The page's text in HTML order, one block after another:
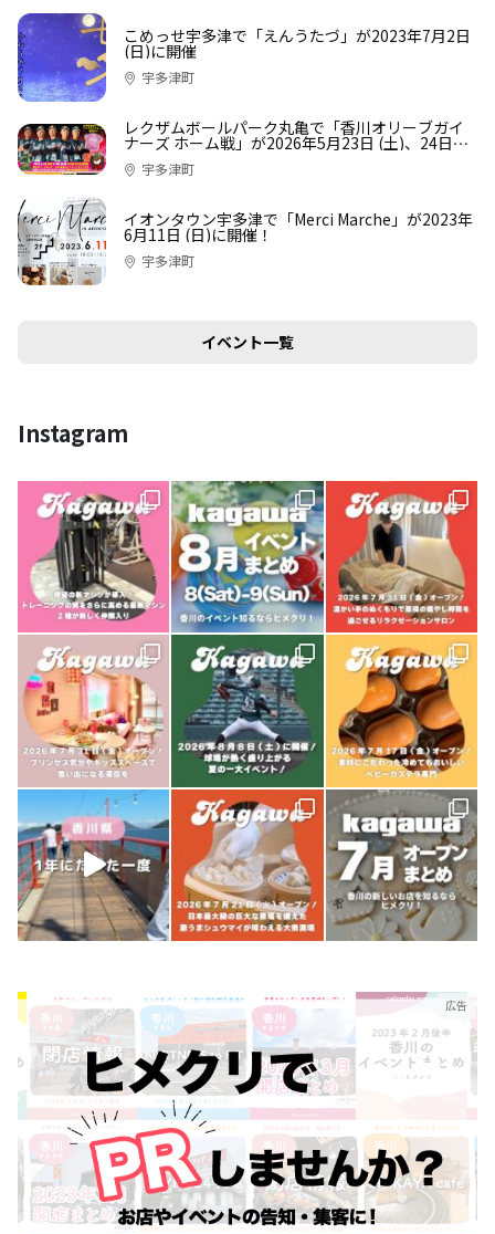
こめっせ宇多津で「えんうたづ」が2023年7月2日
(日)に開催
宇多津町
レクザムボールパーク丸亀で「香川オリーブガイ
ナーズ ホーム戦」が2026年5月23日 (土)、24日
(日)に開催！
宇多津町
イオンタウン宇多津で「Merci Marche」が2023年
6月11日 (日)に開催！
宇多津町
イベント一覧
Instagram